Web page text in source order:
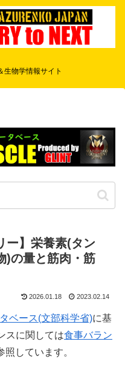
生物学情報サイト
ー】栄養素(タン
)の量と筋肉・筋
2026.01.18 2023.02.14
ベース(文部科学省)に基
スに関しては食事バラン
照しています。